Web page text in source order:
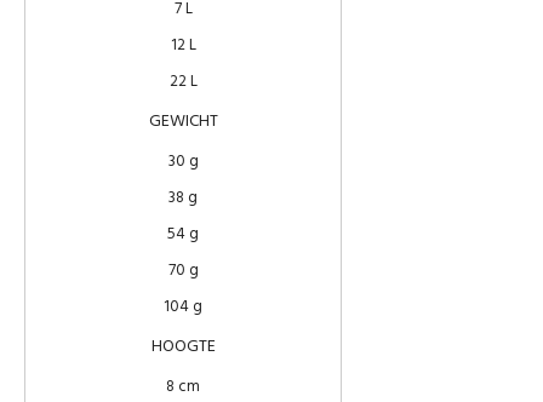
7 L
12 L
22 L
GEWICHT
30 g
38 g
54 g
70 g
104 g
HOOGTE
8 cm